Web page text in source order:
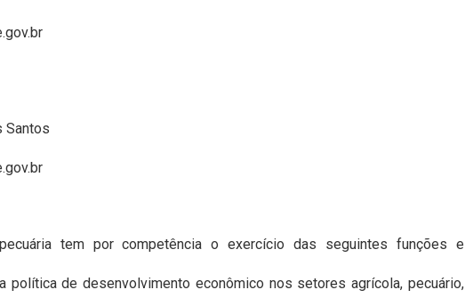
Santos
tem por competência o exercício das seguintes funções e
política de desenvolvimento econômico nos setores agrícola, pecuário,